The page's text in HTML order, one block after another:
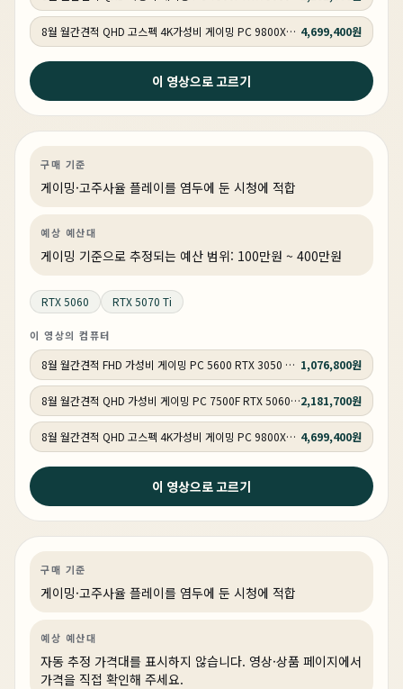
8월 월간견적 QHD 고스펙 4K가성비 게이밍 PC 9800X3D RTX 5070 Ti GY516 4,699,400원
이 영상으로 고르기
1주 전
이제 그만 망설이세요 지금 사는게 제일 쌉니다. 그리고 이
렇게 사세요
구매 기준
게이밍·고주사율 플레이를 염두에 둔 시청에 적합
예상 예산대
게이밍 기준으로 추정되는 예산 범위: 100만원 ~ 400만원
RTX 5060 RTX 5070 Ti
이 영상의 컴퓨터
8월 월간견적 FHD 가성비 게이밍 PC 5600 RTX 3050 GY513 1,076,800원
8월 월간견적 QHD 가성비 게이밍 PC 7500F RTX 5060 GY5142,181,700원
8월 월간견적 QHD 고스펙 4K가성비 게이밍 PC 9800X3D RTX 5070 Ti GY516 4,699,400원
이 영상으로 고르기
1주 전
쇼파 게이밍의 정답 찾았다 | 스팀 OS PC 구성 방법
구매 기준
게이밍·고주사율 플레이를 염두에 둔 시청에 적합
예상 예산대
자동 추정 가격대를 표시하지 않습니다. 영상·상품 페이지에서
가격을 직접 확인해 주세요.